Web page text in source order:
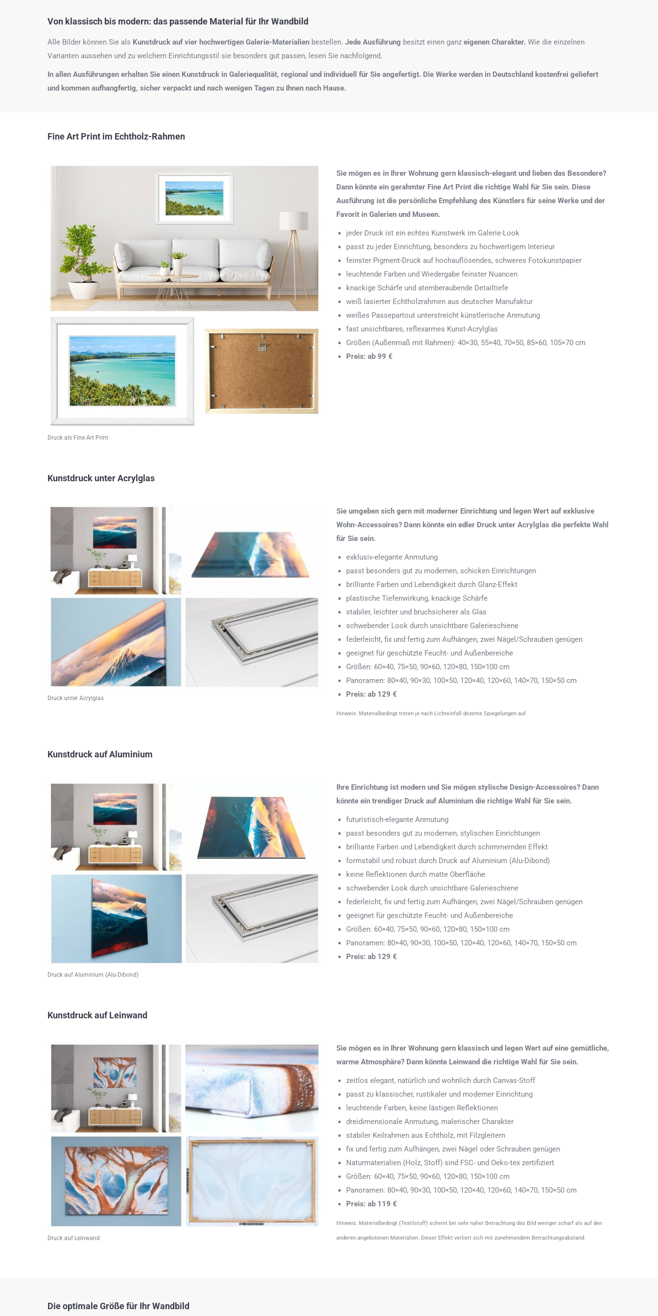
Von klassisch bis modern: das passende Material für Ihr Wandbild
Alle Bilder können Sie als Kunstdruck auf vier hochwertigen Galerie-Materialien bestellen. Jede Ausführung besitzt einen ganz eigenen Charakter. Wie die einzelnen
Varianten aussehen und zu welchem Einrichtungsstil sie besonders gut passen, lesen Sie nachfolgend.
In allen Ausführungen erhalten Sie einen Kunstdruck in Galeriequalität, regional und individuell für Sie angefertigt. Die Werke werden in Deutschland kostenfrei geliefert
und kommen aufhangfertig, sicher verpackt und nach wenigen Tagen zu Ihnen nach Hause.
Fine Art Print im Echtholz-Rahmen
Druck als Fine Art Print
Sie mögen es in Ihrer Wohnung gern klassisch-elegant und lieben das Besondere?
Dann könnte ein gerahmter Fine Art Print die richtige Wahl für Sie sein. Diese
Ausführung ist die persönliche Empfehlung des Künstlers für seine Werke und der
Favorit in Galerien und Museen.
jeder Druck ist ein echtes Kunstwerk im Galerie-Look
passt zu jeder Einrichtung, besonders zu hochwertigem Interieur
feinster Pigment-Druck auf hochauflösendes, schweres Fotokunstpapier
leuchtende Farben und Wiedergabe feinster Nuancen
knackige Schärfe und atemberaubende Detailtiefe
weiß lasierter Echtholzrahmen aus deutscher Manufaktur
weißes Passepartout unterstreicht künstlerische Anmutung
fast unsichtbares, reflexarmes Kunst-Acrylglas
Größen (Außenmaß mit Rahmen): 40×30, 55×40, 70×50, 85×60, 105×70 cm
Preis: ab 99 €
Kunstdruck unter Acrylglas
Druck unter Acrylglas
Sie umgeben sich gern mit moderner Einrichtung und legen Wert auf exklusive
Wohn-Accessoires? Dann könnte ein edler Druck unter Acrylglas die perfekte Wahl
für Sie sein.
exklusiv-elegante Anmutung
passt besonders gut zu modernen, schicken Einrichtungen
brilliante Farben und Lebendigkeit durch Glanz-Effekt
plastische Tiefenwirkung, knackige Schärfe
stabiler, leichter und bruchsicherer als Glas
schwebender Look durch unsichtbare Galerieschiene
federleicht, fix und fertig zum Aufhängen, zwei Nägel/Schrauben genügen
geeignet für geschützte Feucht- und Außenbereiche
Größen: 60×40, 75×50, 90×60, 120×80, 150×100 cm
Panoramen: 80×40, 90×30, 100×50, 120×40, 120×60, 140×70, 150×50 cm
Preis: ab 129 €
Hinweis: Materialbedingt treten je nach Lichteinfall dezente Spiegelungen auf.
Kunstdruck auf Aluminium
Druck auf Aluminium (Alu-Dibond)
Ihre Einrichtung ist modern und Sie mögen stylische Design-Accessoires? Dann
könnte ein trendiger Druck auf Aluminium die richtige Wahl für Sie sein.
futuristisch-elegante Anmutung
passt besonders gut zu modernen, stylischen Einrichtungen
brilliante Farben und Lebendigkeit durch schimmernden Effekt
formstabil und robust durch Druck auf Aluminium (Alu-Dibond)
keine Reflektionen durch matte Oberfläche
schwebender Look durch unsichtbare Galerieschiene
federleicht, fix und fertig zum Aufhängen, zwei Nägel/Schrauben genügen
geeignet für geschützte Feucht- und Außenbereiche
Größen: 60×40, 75×50, 90×60, 120×80, 150×100 cm
Panoramen: 80×40, 90×30, 100×50, 120×40, 120×60, 140×70, 150×50 cm
Preis: ab 129 €
Kunstdruck auf Leinwand
Druck auf Leinwand
Sie mögen es in Ihrer Wohnung gern klassisch und legen Wert auf eine gemütliche,
warme Atmosphäre? Dann könnte Leinwand die richtige Wahl für Sie sein.
zeitlos elegant, natürlich und wohnlich durch Canvas-Stoff
passt zu klassischer, rustikaler und moderner Einrichtung
leuchtende Farben, keine lästigen Reflektionen
dreidimensionale Anmutung, malerischer Charakter
stabiler Keilrahmen aus Echtholz, mit Filzgleitern
fix und fertig zum Aufhängen, zwei Nägel oder Schrauben genügen
Naturmaterialien (Holz, Stoff) sind FSC- und Oeko-tex zertifiziert
Größen: 60×40, 75×50, 90×60, 120×80, 150×100 cm
Panoramen: 80×40, 90×30, 100×50, 120×40, 120×60, 140×70, 150×50 cm
Preis: ab 119 €
Hinweis: Materialbedingt (Textilstoff) scheint bei sehr naher Betrachtung das Bild weniger scharf als auf den
anderen angebotenen Materialien. Dieser Effekt verliert sich mit zunehmendem Betrachtungsabstand.
Die optimale Größe für Ihr Wandbild